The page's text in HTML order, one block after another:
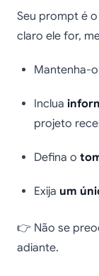
Seu prompt é
claro ele for,
Mantenha-o
Inclua
projeto
Defina o
Exija um
👉 Não se
adiante.